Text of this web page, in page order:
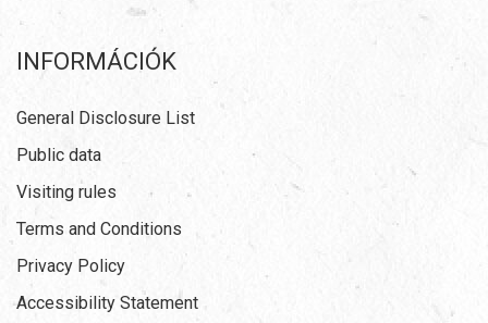
INFORMÁCIÓK
General Disclosure List
Public data
Visiting rules
Terms and Conditions
Privacy Policy
Accessibility Statement